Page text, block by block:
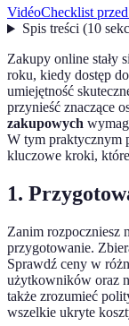
VidéoChecklist
Spis treści(10
Zakupy online stały
roku, kiedy dostęp
umiejętność
przynieść znaczące
zakupowych
W tym praktycznym
kluczowe kroki,
1.
Zanim rozpoczniesz
przygotowanie.
Sprawdź ceny w
użytkowników oraz
także zrozumieć
wszelkie ukryte